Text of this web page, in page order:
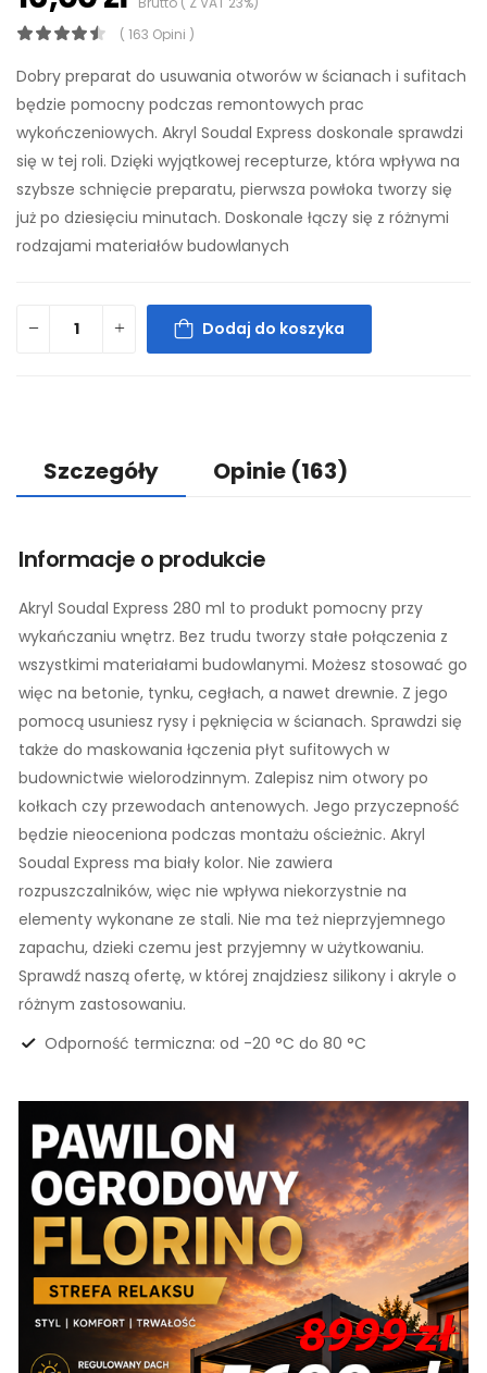
( 163 Opini )
Dobry preparat do usuwania otworów w ścianach i sufitach
będzie pomocny podczas remontowych prac
wykończeniowych. Akryl Soudal Express doskonale sprawdzi
się w tej roli. Dzięki wyjątkowej recepturze, która wpływa na
szybsze schnięcie preparatu, pierwsza powłoka tworzy się
już po dziesięciu minutach. Doskonale łączy się z różnymi
rodzajami materiałów budowlanych
Dodaj do koszyka
Szczegóły Opinie (163)
Informacje o produkcie
Akryl Soudal Express 280 ml to produkt pomocny przy
wykańczaniu wnętrz. Bez trudu tworzy stałe połączenia z
wszystkimi materiałami budowlanymi. Możesz stosować go
więc na betonie, tynku, cegłach, a nawet drewnie. Z jego
pomocą usuniesz rysy i pęknięcia w ścianach. Sprawdzi się
także do maskowania łączenia płyt sufitowych w
budownictwie wielorodzinnym. Zalepisz nim otwory po
kołkach czy przewodach antenowych. Jego przyczepność
będzie nieoceniona podczas montażu ościeżnic. Akryl
Soudal Express ma biały kolor. Nie zawiera
rozpuszczalników, więc nie wpływa niekorzystnie na
elementy wykonane ze stali. Nie ma też nieprzyjemnego
zapachu, dzieki czemu jest przyjemny w użytkowaniu.
Sprawdź naszą ofertę, w której znajdziesz silikony i akryle o
różnym zastosowaniu.
Odporność termiczna: od -20 °C do 80 °C